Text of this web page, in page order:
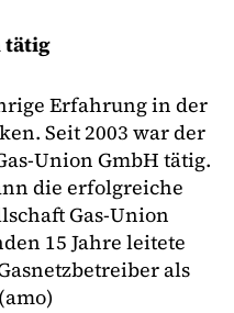
tätig
Erfahrung in der
Seit 2003 war der
Union GmbH tätig.
die erfolgreiche
Gas-Union
15 Jahre leitete
als